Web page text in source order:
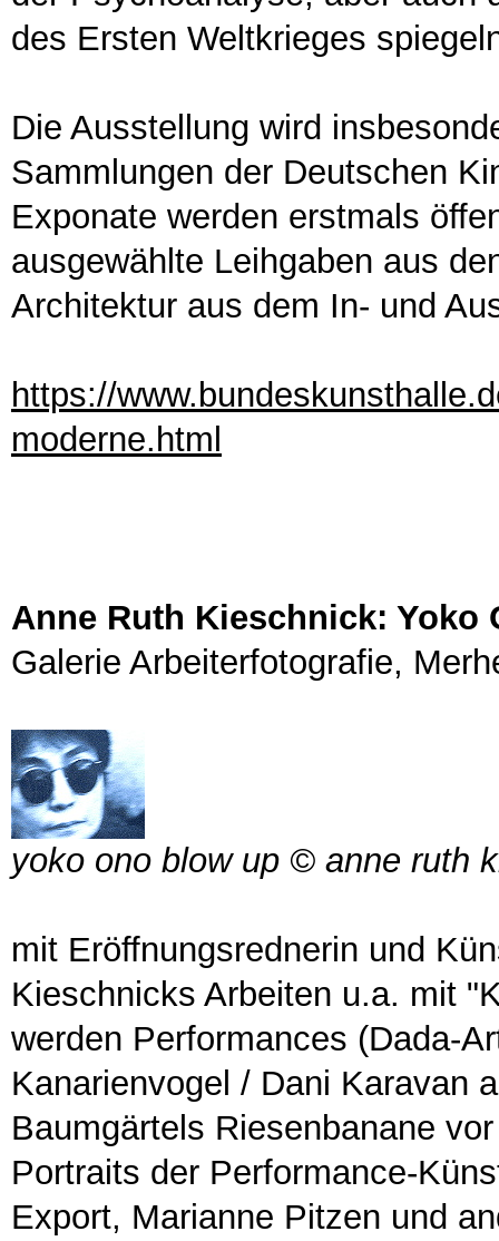
des Ersten Weltkrieges
Die Ausstellung wird
Sammlungen der Deutschen
Exponate werden erstmals
ausgewählte Leihgaben aus
Architektur aus dem In- und
https://
moderne.html
Anne Ruth Kieschnick: Yoko
Galerie Arbeiterfotografie,
yoko ono blow up © anne ruth
mit Eröffnungsrednerin und
Kieschnicks Arbeiten u.a. mit
werden Performances (Dada-
Kanarienvogel / Dani Karavan
Baumgärtels Riesenbanane
Portraits der Performance-
Export, Marianne Pitzen und